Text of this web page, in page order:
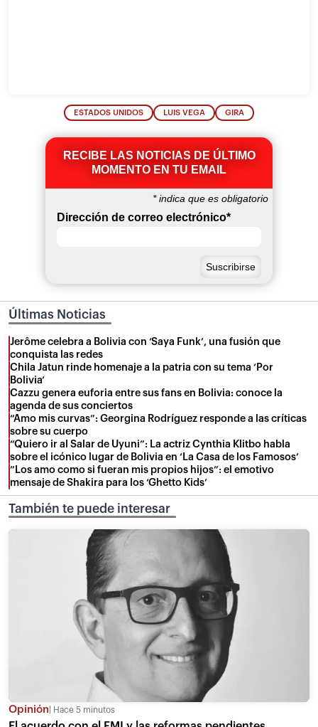
ESTADOS UNIDOS LUIS VEGA GIRA
RECIBE LAS NOTICIAS DE ÚLTIMO
MOMENTO EN TU EMAIL
*indica que es obligatorio
Dirección de correo electrónico*
Últimas Noticias
Jerôme celebra a Bolivia con ‘Saya Funk’, una fusión que
conquista las redes
Chila Jatun rinde homenaje a la patria con su tema ‘Por
Bolivia’
Cazzu genera euforia entre sus fans en Bolivia: conoce la
agenda de sus conciertos
“Amo mis curvas”: Georgina Rodríguez responde a las críticas
sobre su cuerpo
“Quiero ir al Salar de Uyuni”: La actriz Cynthia Klitbo habla
sobre el icónico lugar de Bolivia en ‘La Casa de los Famosos’
”Los amo como si fueran mis propios hijos”: el emotivo
mensaje de Shakira para los ‘Ghetto Kids’
También te puede interesar
Opinión Hace 5 minutos